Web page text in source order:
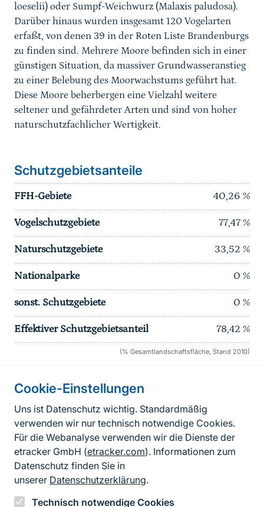
Cookie-Einstellungen
Uns ist Datenschutz wichtig. Standardmäßig
verwenden wir nur technisch notwendige Cookies.
Für die Webanalyse verwenden wir die Dienste der
etracker GmbH (etracker.com). Informationen zum
Datenschutz finden Sie in
unserer Datenschutzerklärung.
Technisch notwendige Cookies
loeselii) oder Sumpf-Weichwurz (Malaxis paludosa).
Darüber hinaus wurden insgesamt 120 Vogelarten
erfaßt, von denen 39 in der Roten Liste Brandenburgs
zu finden sind. Mehrere Moore befinden sich in einer
günstigen Situation, da massiver Grundwasseranstieg
zu einer Belebung des Moorwachstums geführt hat.
Diese Moore beherbergen eine Vielzahl weitere
seltener und gefährdeter Arten und sind von hoher
naturschutzfachlicher Wertigkeit.
Schutzgebietsanteile
FFH-Gebiete 40,26 %
Vogelschutzgebiete 77,47 %
Naturschutzgebiete 33,52 %
Nationalparke 0 %
sonst. Schutzgebiete 0 %
Effektiver Schutzgebietsanteil 78,42 %
(% Gesamtlandschaftsfläche, Stand 2010)
Informationen zur Seite
FußzeileKontakt zum BfN
Kontaktformular
Erklärung zur Barrierefreiheit
Impressum